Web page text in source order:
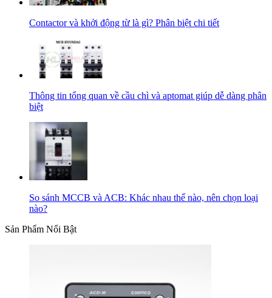
Contactor và khởi động từ là gì? Phân biệt chi tiết
Thông tin tổng quan về cầu chì và aptomat giúp dễ dàng phân
biệt
So sánh MCCB và ACB: Khác nhau thế nào, nên chọn loại
nào?
Sản Phẩm Nổi Bật